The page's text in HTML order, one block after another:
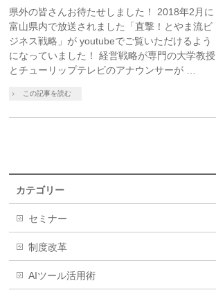
県外の皆さんお待たせしました！ 2018年2月に
富山県内で放送されました「直撃！とやま流ビ
ジネス戦略」が youtubeでご覧いただけるよう
になっていました！ 経営戦略が専門の大学教授
とチューリップテレビのアナウンサーが …
この記事を読む
カテゴリー
セミナー
制度改革
AIツール活用術